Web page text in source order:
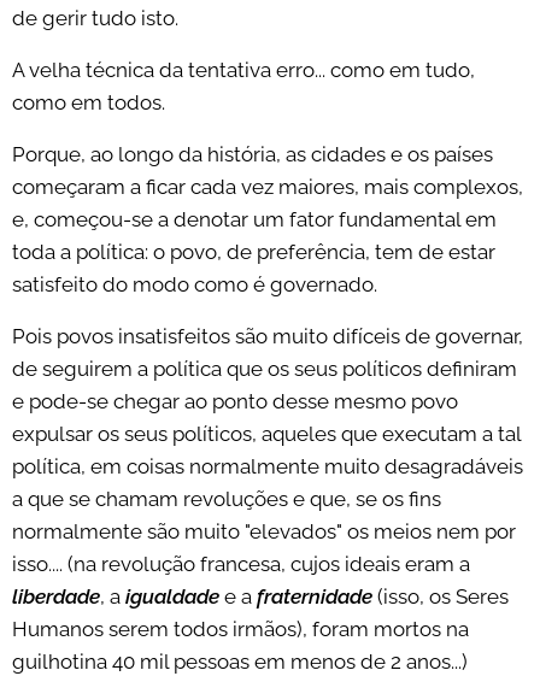
de gerir tudo isto.
A velha técnica da tentativa erro... como em tudo,
como em todos.
Porque, ao longo da história, as cidades e os países
começaram a ficar cada vez maiores, mais complexos,
e, começou-se a denotar um fator fundamental em
toda a política: o povo, de preferência, tem de estar
satisfeito do modo como é governado.
Pois povos insatisfeitos são muito difíceis de governar,
de seguirem a política que os seus políticos definiram
e pode-se chegar ao ponto desse mesmo povo
expulsar os seus políticos, aqueles que executam a tal
política, em coisas normalmente muito desagradáveis
a que se chamam revoluções e que, se os fins
normalmente são muito "elevados" os meios nem por
isso.... (na revolução francesa, cujos ideais eram a
liberdade, a igualdade e a fraternidade (isso, os Seres
Humanos serem todos irmãos), foram mortos na
guilhotina 40 mil pessoas em menos de 2 anos...)